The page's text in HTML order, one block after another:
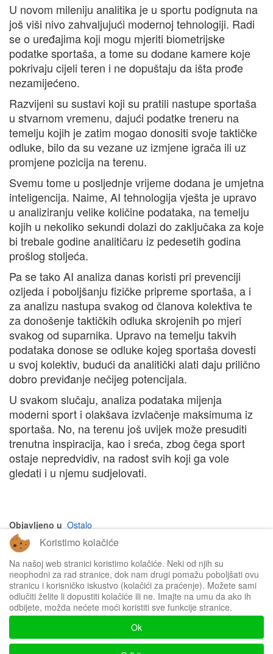
U novom mileniju analitika je u sportu podignuta na
još viši nivo zahvaljujući modernoj tehnologiji. Radi
se o uređajima koji mogu mjeriti biometrijske
podatke sportaša, a tome su dodane kamere koje
pokrivaju cijeli teren i ne dopuštaju da išta prođe
nezamijećeno.
Razvijeni su sustavi koji su pratili nastupe sportaša
u stvarnom vremenu, dajući podatke treneru na
temelju kojih je zatim mogao donositi svoje taktičke
odluke, bilo da su vezane uz izmjene igrača ili uz
promjene pozicija na terenu.
Svemu tome u posljednje vrijeme dodana je umjetna
inteligencija. Naime, AI tehnologija vješta je upravo
u analiziranju velike količine podataka, na temelju
kojih u nekoliko sekundi dolazi do zaključaka za koje
bi trebale godine analitičaru iz pedesetih godina
prošlog stoljeća.
Pa se tako AI analiza danas koristi pri prevenciji
ozljeda i poboljšanju fizičke pripreme sportaša, a i
za analizu nastupa svakog od članova kolektiva te
za donošenje taktičkih odluka skrojenih po mjeri
svakog od suparnika. Upravo na temelju takvih
podataka donose se odluke kojeg sportaša dovesti
u svoj kolektiv, budući da analitički alati daju prilično
dobro previđanje nečijeg potencijala.
U svakom slučaju, analiza podataka mijenja
moderni sport i olakšava izvlačenje maksimuma iz
sportaša. No, na terenu još uvijek može presuditi
trenutna inspiracija, kao i sreća, zbog čega sport
ostaje nepredvidiv, na radost svih koji ga vole
gledati i u njemu sudjelovati.
Objavljeno u Ostalo
Impressum
Politika privatnosti
Koristimo kolačiće
Na našoj web stranici koristimo kolačiće. Neki od njih su
neophodni za rad stranice, dok nam drugi pomažu poboljšati ovu
stranicu i korisničko iskustvo (kolačići za praćenje). Možete sami
odlučiti želite li dopustiti kolačiće ili ne. Imajte na umu da ako ih
odbijete, možda nećete moći koristiti sve funkcije stranice.
Ok